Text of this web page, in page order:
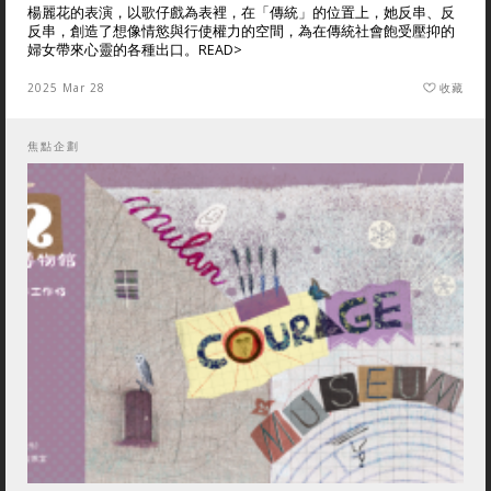
楊麗花的表演，以歌仔戲為表裡，在「傳統」的位置上，她反串、反
反串，創造了想像情慾與行使權力的空間，為在傳統社會飽受壓抑的
婦女帶來心靈的各種出口。 READ>
2025 Mar 28 收藏
焦點企劃